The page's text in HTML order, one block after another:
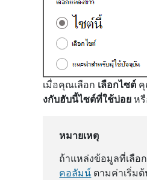
เมื่อคุณเลือก เลือกไซต์คุ
งกับฮับนี้ไซต์ที่ใช้บ่อยห
หมายเหตุ
ถ้าแหล่งข้อมูลที่เลือ
คอลัมน์ ตามค่าเริ่ม